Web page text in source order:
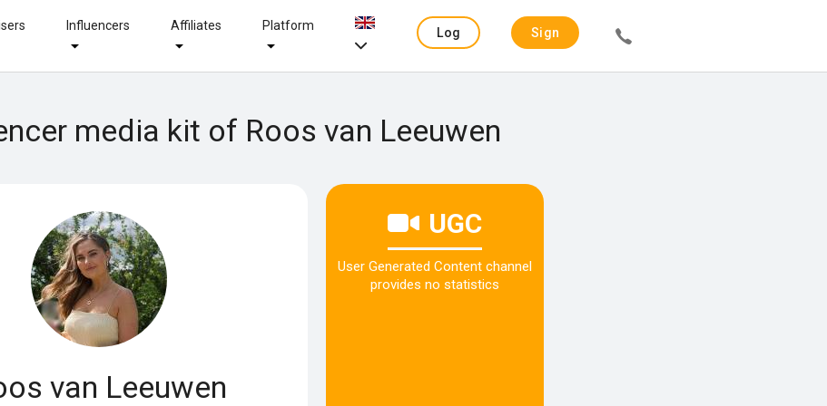
Influencers Affiliates Platform
Log
Sign
media kit of Roos van Leeuwen
van Leeuwen
UGC
User Generated Content channel
provides no statistics